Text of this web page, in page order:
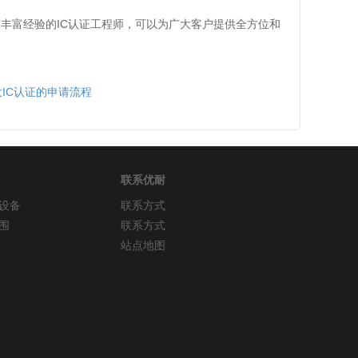
富经验的IC认证工程师，可以为广大客户提供全方位和
IC认证的申请流程
备
联系优耐
联系方式
联系方式
站点地图